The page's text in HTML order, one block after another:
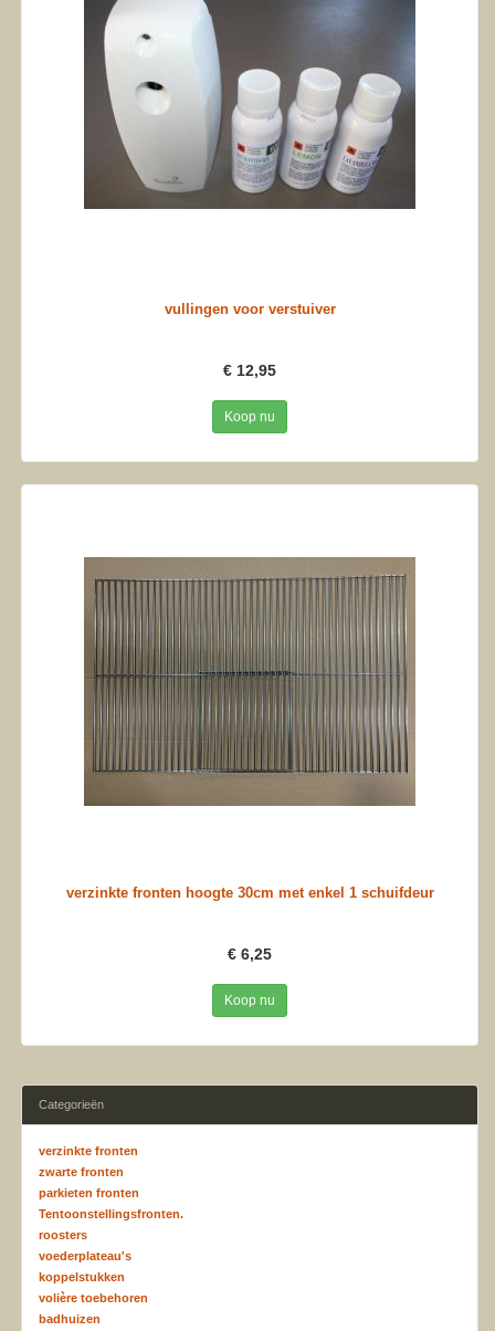
vullingen voor verstuiver
€ 12,95
Koop nu
verzinkte fronten hoogte 30cm met enkel 1 schuifdeur
€ 6,25
Koop nu
Categorieën
verzinkte fronten
zwarte fronten
parkieten fronten
Tentoonstellingsfronten.
roosters
voederplateau's
koppelstukken
volière toebehoren
badhuizen